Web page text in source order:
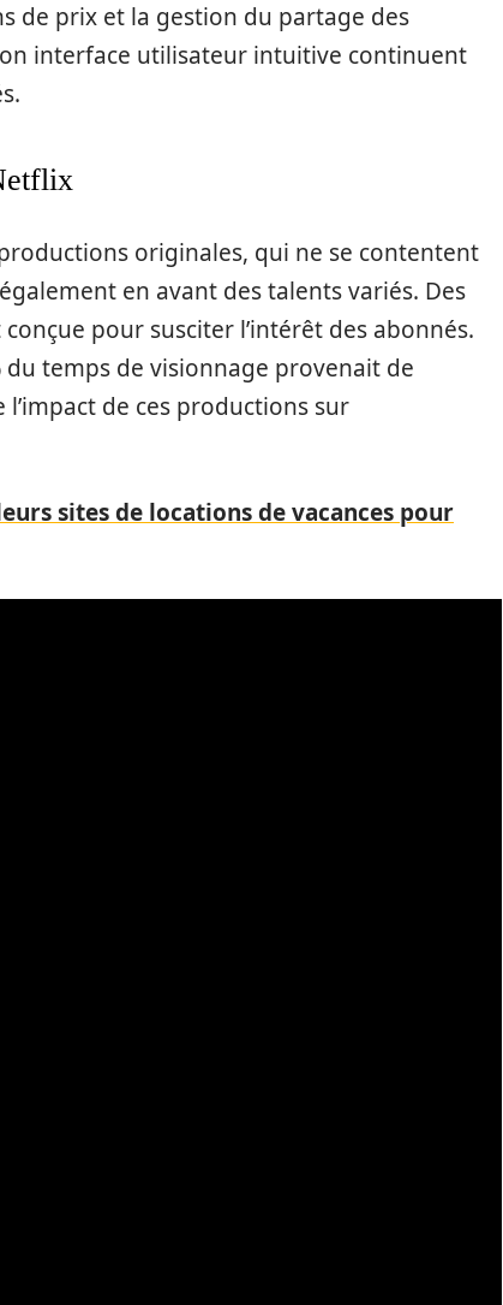
de prix et la gestion du partage des
interface utilisateur intuitive continuent
originales, qui ne se contentent
en avant des talents variés. Des
pour susciter l’intérêt des abonnés.
du temps de visionnage provenait de
de ces productions sur
sites de locations de vacances pour